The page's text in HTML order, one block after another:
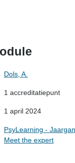
Dols, A.
1 accreditatiepunt
1 april 2024
PsyLearning -
Meet the expert